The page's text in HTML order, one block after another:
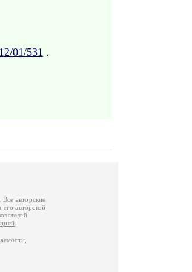
01/531 .
. Все авторские
его авторской